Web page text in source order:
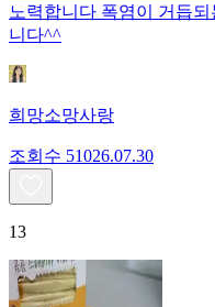
노력합니다 폭염이 거듭
니다^^
희망소망사랑
조회수 51026.07.30
13